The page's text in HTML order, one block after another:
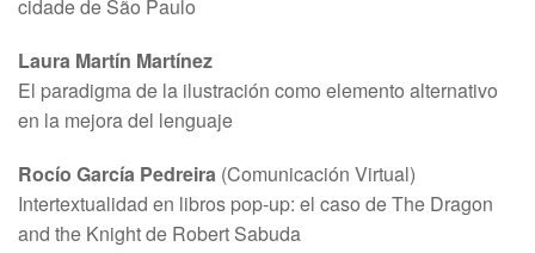
cidade de São Paulo
Laura Martín Martínez
El paradigma de la ilustración como elemento alternativo
en la mejora del lenguaje
Rocío García Pedreira (Comunicación Virtual)
Intertextualidad en libros pop-up: el caso de The Dragon
and the Knight de Robert Sabuda